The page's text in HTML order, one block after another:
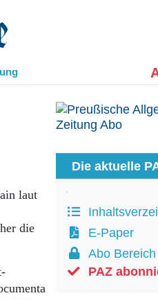
laut
die
Die aktuelle
E-Paper
Abo Bereich
PAZ